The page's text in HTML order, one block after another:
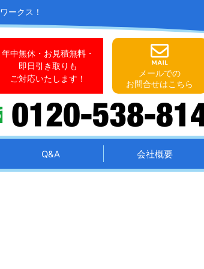
ークス！
年中無休・お見積無料・
即日引き取りも
ご対応いたします！
メールでの
お問合せはこちら
Q&A 会社概要